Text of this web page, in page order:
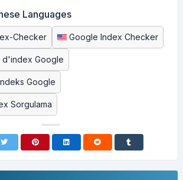
Languages
Checker Google Index Checker
d'index Google
Google
Sorgulama